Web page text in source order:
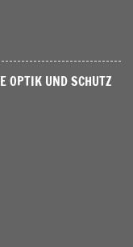
OPTIK UND SCHUTZ